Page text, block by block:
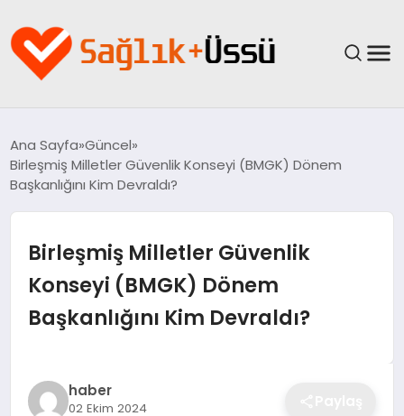
YAŞAM
SPOR & FITNESS
Ana Sayfa Güncel
Birleşmiş Milletler Güvenlik Konseyi (BMGK) Dönem
Başkanlığını Kim Devraldı?
Birleşmiş Milletler Güvenlik
Konseyi (BMGK) Dönem
Başkanlığını Kim Devraldı?
haber
02 Ekim 2024